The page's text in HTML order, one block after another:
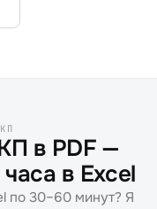
в PDF —
в Excel
по 30–60 минут? Я